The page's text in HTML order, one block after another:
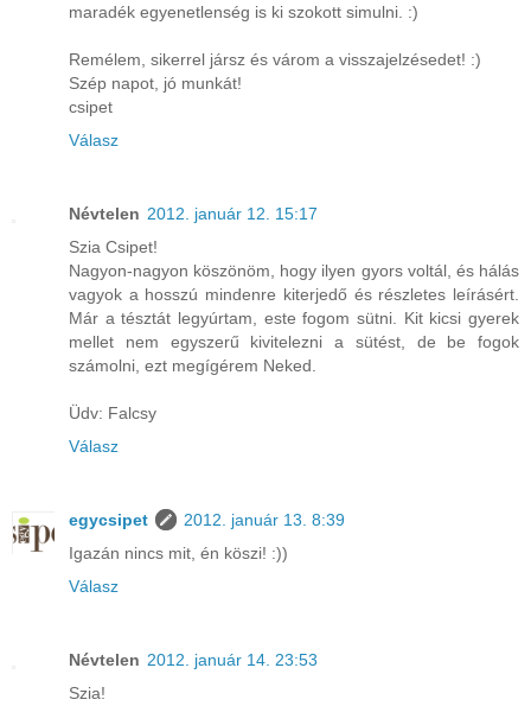
maradék egyenetlenség is ki szokott simulni. :)
Remélem, sikerrel jársz és várom a visszajelzésedet! :)
Szép napot, jó munkát!
csipet
Válasz
Névtelen 2012. január 12. 15:17
Szia Csipet!
Nagyon-nagyon köszönöm, hogy ilyen gyors voltál, és hálás
vagyok a hosszú mindenre kiterjedő és részletes leírásért.
Már a tésztát legyúrtam, este fogom sütni. Kit kicsi gyerek
mellet nem egyszerű kivitelezni a sütést, de be fogok
számolni, ezt megígérem Neked.
Üdv: Falcsy
Válasz
egycsipet
2012. január 13. 8:39
Igazán nincs mit, én köszi! :))
Válasz
Névtelen 2012. január 14. 23:53
Szia!